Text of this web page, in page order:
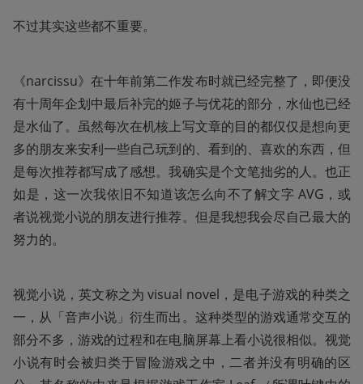
不过其实这些都不重要。
《narcissu》在十年前第二作发布时就已经完整了，即便没
有十周年企划中最后补完的姬子与优花的部分，水仙也已经
是水仙了。虽然每次在机核上写文章的目的都仅仅是想向更
多的朋友来安利一些自己玩到的、看到的、喜欢的东西，但
是每次推荐都写成了感想。我确实是个文笔拙劣的人。也正
如是，这一次我依旧不知道该怎么向不了解文字 AVG，或
者说视觉小说的朋友进行推荐。但是我想我会尽自己最大的
努力的。
视觉小说，英文称之为 visual novel，是电子游戏的种类之
一，从「音声小说」衍生而出。这种类型的游戏通常交互的
部分不多，游戏的过程和在电脑屏幕上看小说很相似。视觉
小说有时会被归类于冒险游戏之中，二者并没有明确的区